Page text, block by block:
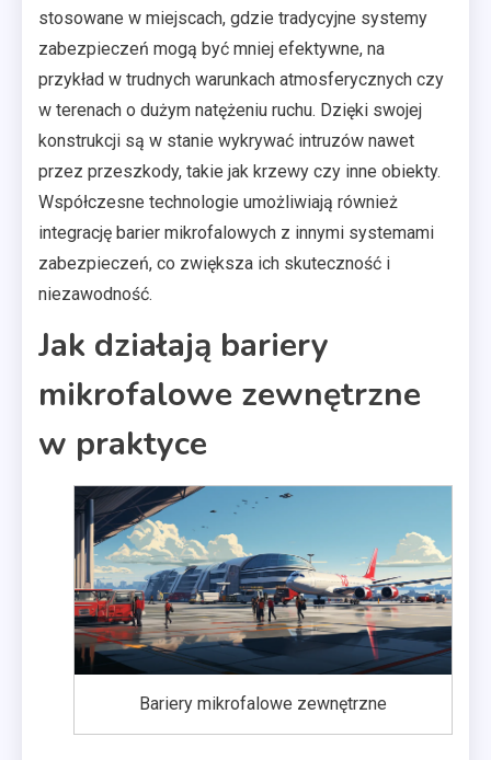
stosowane w miejscach, gdzie tradycyjne systemy
zabezpieczeń mogą być mniej efektywne, na
przykład w trudnych warunkach atmosferycznych czy
w terenach o dużym natężeniu ruchu. Dzięki swojej
konstrukcji są w stanie wykrywać intruzów nawet
przez przeszkody, takie jak krzewy czy inne obiekty.
Współczesne technologie umożliwiają również
integrację barier mikrofalowych z innymi systemami
zabezpieczeń, co zwiększa ich skuteczność i
niezawodność.
Jak działają bariery
mikrofalowe zewnętrzne
w praktyce
Bariery mikrofalowe zewnętrzne